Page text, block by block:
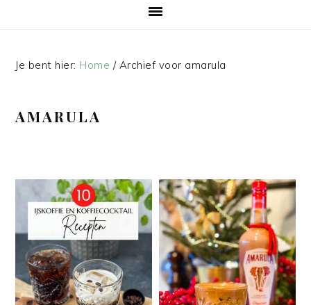
Je bent hier: Home /Archief voor amarula
AMARULA